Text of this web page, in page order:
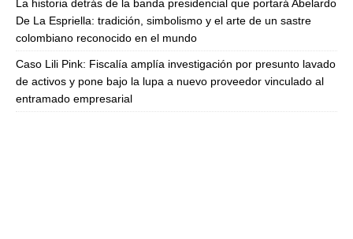
La historia detrás de la banda presidencial que portará Abelardo
De La Espriella: tradición, simbolismo y el arte de un sastre
colombiano reconocido en el mundo
Caso Lili Pink: Fiscalía amplía investigación por presunto lavado
de activos y pone bajo la lupa a nuevo proveedor vinculado al
entramado empresarial